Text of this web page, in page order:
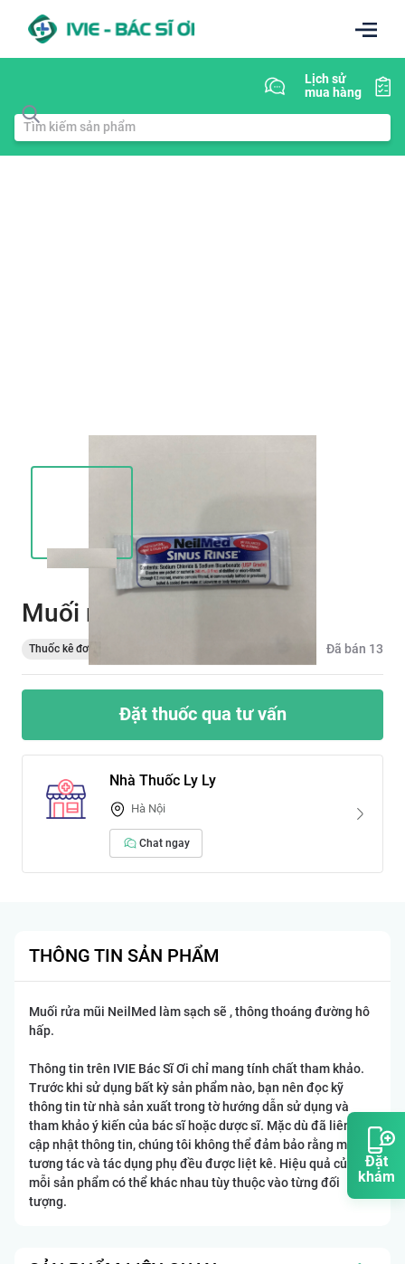
Đặt
khám
Lịch sử
mua hàng
Muối rửa mũi NeilMed
Thuốc kê đơn Đã bán 13
Đặt thuốc qua tư vấn
Nhà Thuốc Ly Ly
Hà Nội
Chat ngay
THÔNG TIN SẢN PHẨM
Muối rửa mũi NeilMed làm sạch sẽ , thông thoáng đường hô
hấp.
Thông tin trên IVIE Bác Sĩ Ơi chỉ mang tính chất tham khảo.
Trước khi sử dụng bất kỳ sản phẩm nào, bạn nên đọc kỹ
thông tin từ nhà sản xuất trong tờ hướng dẫn sử dụng và
tham khảo ý kiến của bác sĩ hoặc dược sĩ. Mặc dù đã liên tục
cập nhật thông tin, chúng tôi không thể đảm bảo rằng mọi
tương tác và tác dụng phụ đều được liệt kê. Hiệu quả của
mỗi sản phẩm có thể khác nhau tùy thuộc vào từng đối
tượng.